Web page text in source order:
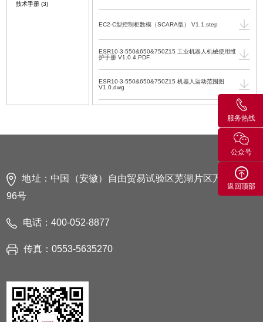
技术手册 (3)
EC2-C型控制柜数模（SCARA型） V1.1.step
ESR10-3-550&650&750Z15 工业机器人机械使用维
护手册 V1.0.4.PDF
ESR10-3-550&650&750Z15 机器人运动范围图
V1.0.dwg
ESR10-3-550Z15 机器人数模 V1.1.STEP
地址：中国（安徽）自由贸易试验区芜湖片区万春东路
96号
电话：400-052-8877
传真：0553-5635270
服务热线
公众号
返回顶部